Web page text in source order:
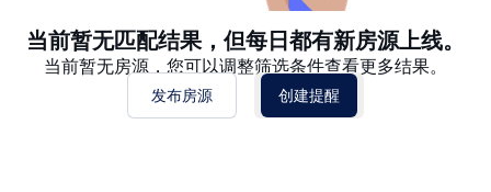
当前暂无匹配结果，但每日都有新房源上线。
当前暂无房源，您可以调整筛选条件查看更多结果。
发布房源 创建提醒